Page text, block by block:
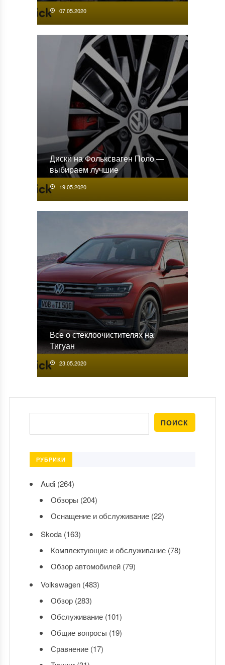
07.05.2020
Диски на Фольксваген Поло —
выбираем лучшие
19.05.2020
Все о стеклоочистителях на
Тигуан
23.05.2020
РУБРИКИ
Audi(264)
Обзоры (204)
Оснащение и обслуживание(22)
Skoda(163)
Комплектующие и обслуживание(78)
Обзор автомобилей(79)
Volkswagen(483)
Обзор(283)
Обслуживание(101)
Общие вопросы (19)
Сравнение(17)